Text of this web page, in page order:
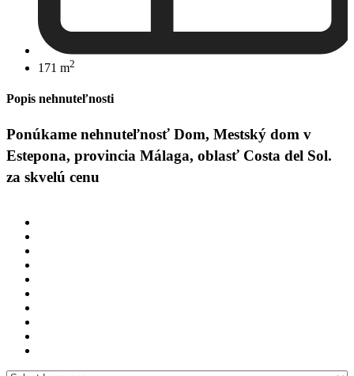
171 m2
Popis nehnuteľnosti
Ponúkame nehnuteľnosť Dom, Mestský dom v
Estepona, provincia Málaga, oblasť Costa del Sol.
za skvelú cenu